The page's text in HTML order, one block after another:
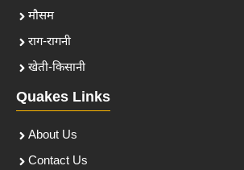
मौसम
राग-रागनी
खेती-किसानी
Quakes Links
About Us
Contact Us